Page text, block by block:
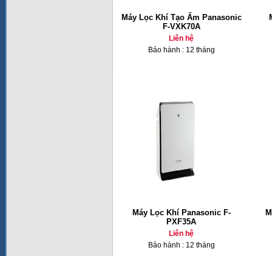
Máy Lọc Khí Tạo Ẩm Panasonic
F-VXK70A
Liên hệ
Bảo hành : 12 tháng
Máy Lọc Khí Panasonic F-
PXF35A
Liên hệ
Bảo hành : 12 tháng